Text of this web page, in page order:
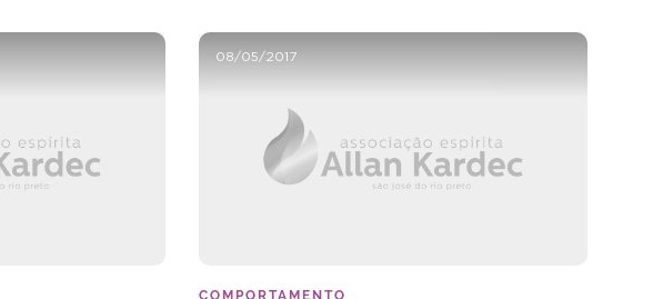
08/05/2017
COMPORTAMENTO